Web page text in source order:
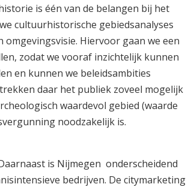
is één van de belangen bij het
cultuurhistorische gebiedsanalyses
Hiervoor gaan we een
zodat we vooraf inzichtelijk kunnen
en kunnen we beleidsambities
daar het publiek zoveel mogelijk
waardevol gebied (waarde
noodzakelijk is.
is Nijmegen onderscheidend
bedrijven. De citymarketing